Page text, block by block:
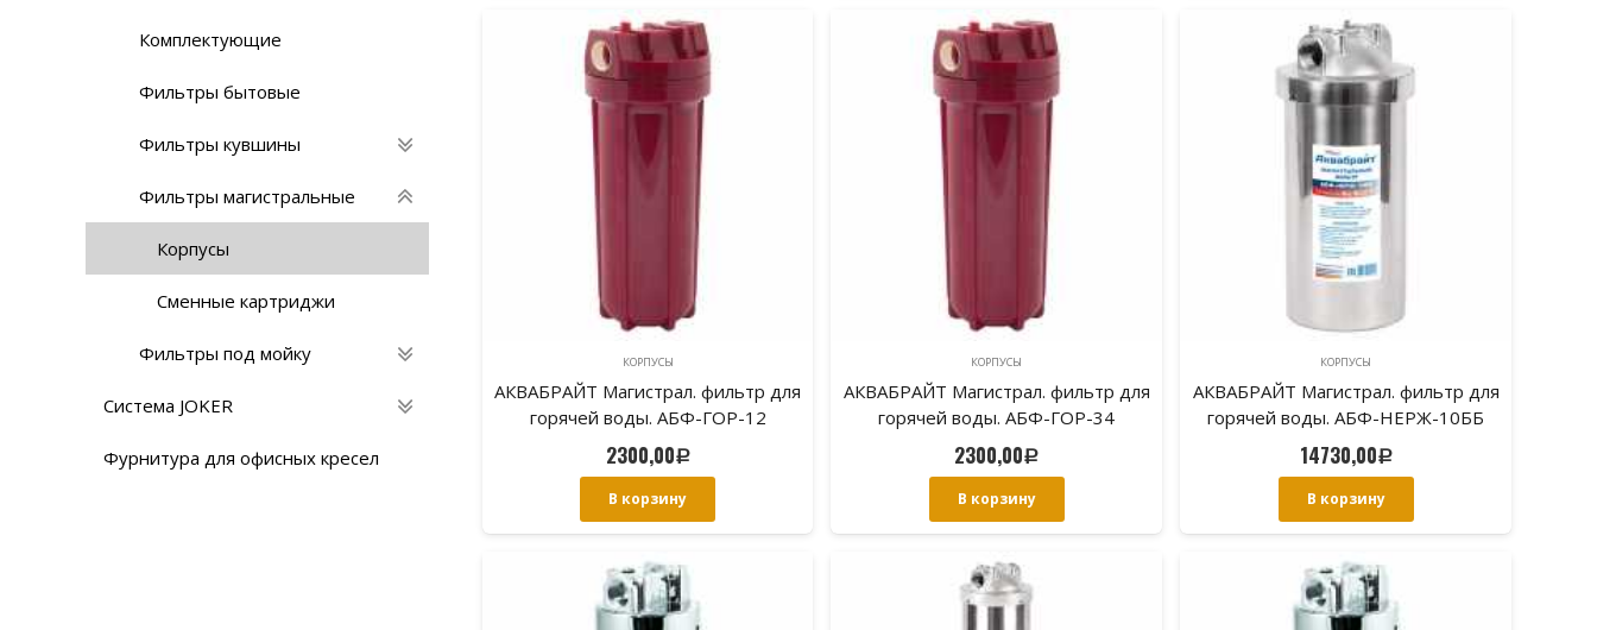
Комплектующие
Фильтры бытовые
Фильтры кувшины
Фильтры магистральные
Корпусы
Сменные картриджи
Фильтры под мойку
Система JOKER
Фурнитура для офисных кресел
КОРПУСЫ
АКВАБРАЙТ Магистрал. фильтр для
горячей воды. АБФ-ГОР-12
2300,00Р
В корзину
КОРПУСЫ
АКВАБРАЙТ Магистрал. фильтр для
горячей воды. АБФ-ГОР-34
2300,00Р
В корзину
КОРПУСЫ
АКВАБРАЙТ Магистрал. фильтр для
горячей воды. АБФ-НЕРЖ-10ББ
14730,00Р
В корзину